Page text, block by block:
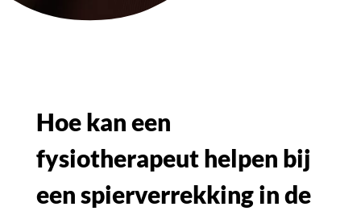
Hoe kan een
fysiotherapeut helpen bij
een spierverrekking in de